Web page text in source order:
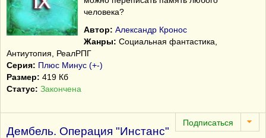
человека?
Автор: Александр Кронос
Жанры: Социальная фантастика,
Антиутопия, РеалРПГ
Серия: Плюс Минус (+-)
Размер: 419 Кб
Статус: Закончена
Дембель. Операция "Инстанс"